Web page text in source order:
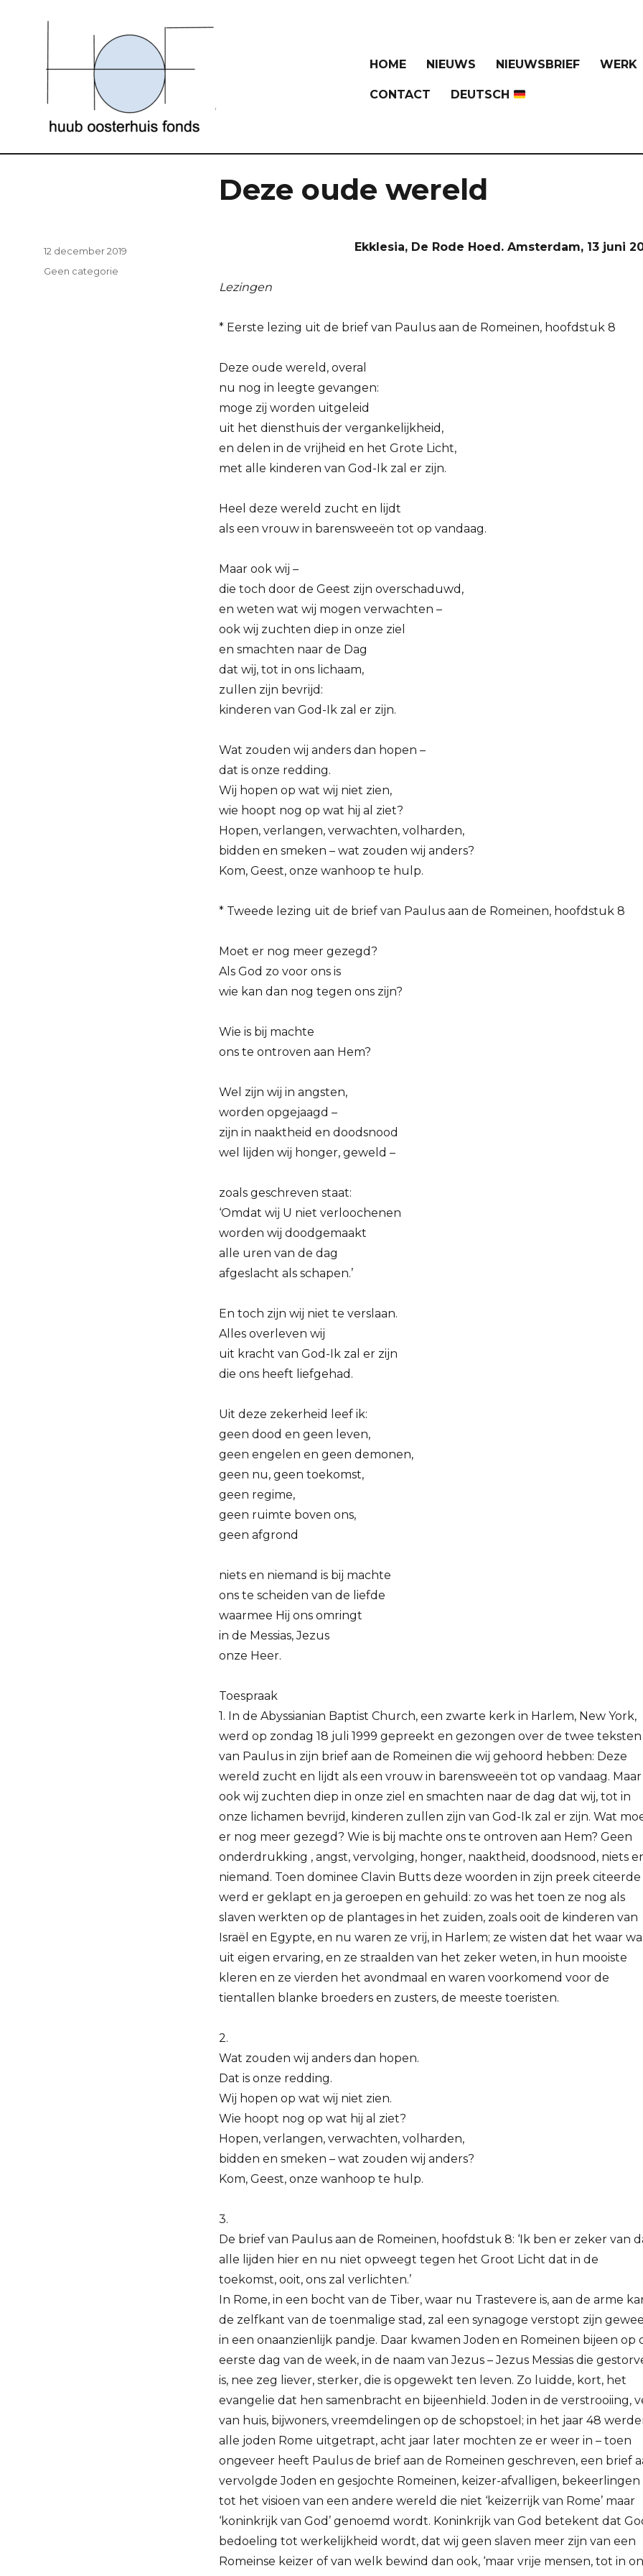
Werk. Gedachtegoed. Archief.
HOME NIEUWS NIEUWSBRIEF WERK
CONTACT DEUTSCH
Deze oude wereld
Ekklesia, De Rode Hoed. Amsterdam, 13 juni
Lezingen
* Eerste lezing uit de brief van Paulus aan de Romeinen, hoofdstuk 8
Deze oude wereld, overal
nu nog in leegte gevangen:
moge zij worden uitgeleid
uit het diensthuis der vergankelijkheid,
en delen in de vrijheid en het Grote Licht,
met alle kinderen van God-Ik zal er zijn.
Heel deze wereld zucht en lijdt
als een vrouw in barensweeën tot op vandaag.
Maar ook wij –
die toch door de Geest zijn overschaduwd,
en weten wat wij mogen verwachten –
ook wij zuchten diep in onze ziel
en smachten naar de Dag
dat wij, tot in ons lichaam,
zullen zijn bevrijd:
kinderen van God-Ik zal er zijn.
Wat zouden wij anders dan hopen –
dat is onze redding.
Wij hopen op wat wij niet zien,
wie hoopt nog op wat hij al ziet?
Hopen, verlangen, verwachten, volharden,
bidden en smeken – wat zouden wij anders?
Kom, Geest, onze wanhoop te hulp.
* Tweede lezing uit de brief van Paulus aan de Romeinen, hoofdstuk 8
Moet er nog meer gezegd?
Als God zo voor ons is
wie kan dan nog tegen ons zijn?
Wie is bij machte
ons te ontroven aan Hem?
Wel zijn wij in angsten,
worden opgejaagd –
zijn in naaktheid en doodsnood
wel lijden wij honger, geweld –
zoals geschreven staat:
‘Omdat wij U niet verloochenen
worden wij doodgemaakt
alle uren van de dag
afgeslacht als schapen.’
En toch zijn wij niet te verslaan.
Alles overleven wij
uit kracht van God-Ik zal er zijn
die ons heeft liefgehad.
Uit deze zekerheid leef ik:
geen dood en geen leven,
geen engelen en geen demonen,
geen nu, geen toekomst,
geen regime,
geen ruimte boven ons,
geen afgrond
niets en niemand is bij machte
ons te scheiden van de liefde
waarmee Hij ons omringt
in de Messias, Jezus
onze Heer.
Toespraak
1. In de Abyssianian Baptist Church, een zwarte kerk in Harlem, New York,
werd op zondag 18 juli 1999 gepreekt en gezongen over de twee teksten
van Paulus in zijn brief aan de Romeinen die wij gehoord hebben: Deze
wereld zucht en lijdt als een vrouw in barensweeën tot op vandaag. Maar
ook wij zuchten diep in onze ziel en smachten naar de dag dat wij, tot in
onze lichamen bevrijd, kinderen zullen zijn van God-Ik zal er zijn. Wat
er nog meer gezegd? Wie is bij machte ons te ontroven aan Hem? Geen
onderdrukking , angst, vervolging, honger, naaktheid, doodsnood, niets
niemand. Toen dominee Clavin Butts deze woorden in zijn preek citeerde
werd er geklapt en ja geroepen en gehuild: zo was het toen ze nog als
slaven werkten op de plantages in het zuiden, zoals ooit de kinderen van
Israël en Egypte, en nu waren ze vrij, in Harlem; ze wisten dat het waar
uit eigen ervaring, en ze straalden van het zeker weten, in hun mooiste
kleren en ze vierden het avondmaal en waren voorkomend voor de
tientallen blanke broeders en zusters, de meeste toeristen.
2.
Wat zouden wij anders dan hopen.
Dat is onze redding.
Wij hopen op wat wij niet zien.
Wie hoopt nog op wat hij al ziet?
Hopen, verlangen, verwachten, volharden,
bidden en smeken – wat zouden wij anders?
Kom, Geest, onze wanhoop te hulp.
3.
De brief van Paulus aan de Romeinen, hoofdstuk 8: ‘Ik ben er zeker van
alle lijden hier en nu niet opweegt tegen het Groot Licht dat in de
toekomst, ooit, ons zal verlichten.’
In Rome, in een bocht van de Tiber, waar nu Trastevere is, aan de arme
de zelfkant van de toenmalige stad, zal een synagoge verstopt zijn
in een onaanzienlijk pandje. Daar kwamen Joden en Romeinen bijeen op
eerste dag van de week, in de naam van Jezus – Jezus Messias die
is, nee zeg liever, sterker, die is opgewekt ten leven. Zo luidde, kort, het
evangelie dat hen samenbracht en bijeenhield. Joden in de verstrooiing,
van huis, bijwoners, vreemdelingen op de schopstoel; in het jaar 48
alle joden Rome uitgetrapt, acht jaar later mochten ze er weer in – toen
ongeveer heeft Paulus de brief aan de Romeinen geschreven, een brief
vervolgde Joden en gesjochte Romeinen, keizer-afvalligen, bekeerlingen
tot het visioen van een andere wereld die niet ‘keizerrijk van Rome’ maar
‘koninkrijk van God’ genoemd wordt. Koninkrijk van God betekent dat
bedoeling tot werkelijkheid wordt, dat wij geen slaven meer zijn van een
Romeinse keizer of van welk bewind dan ook, ‘maar vrije mensen, tot in
Geplaatst
12 december 2019
Categorieën
Geen categorie